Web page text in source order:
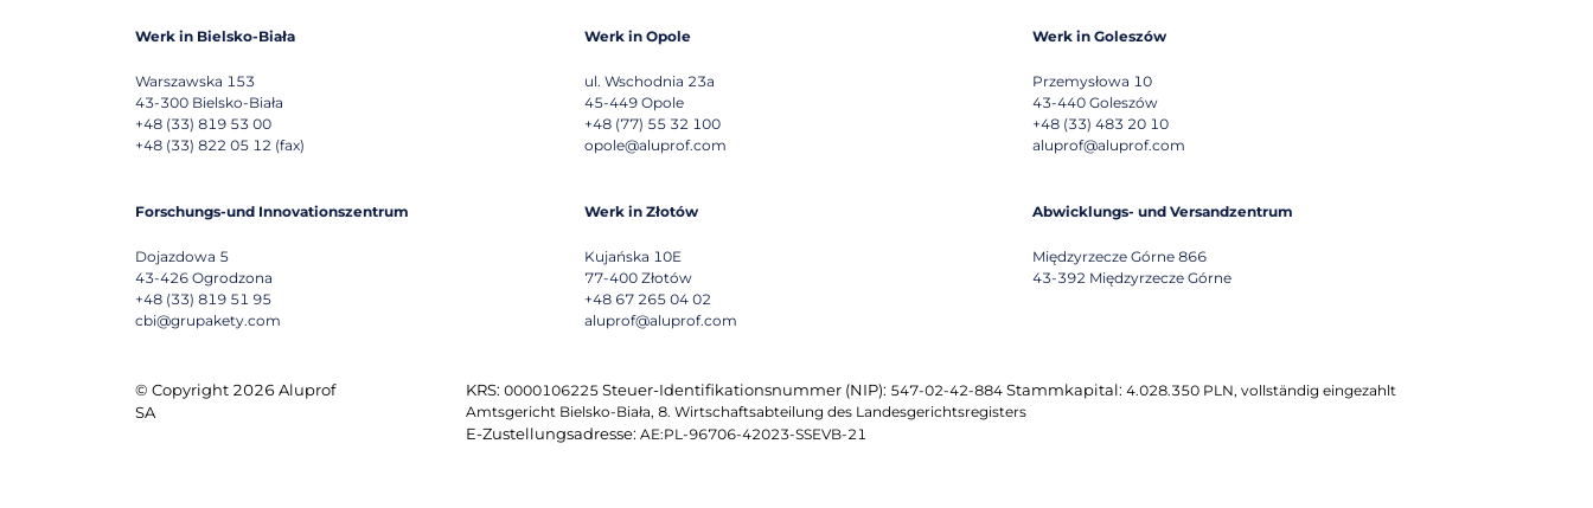
Werk in Bielsko-Biała
Warszawska 153
43-300 Bielsko-Biała
+48 (33) 819 53 00
+48 (33) 822 05 12 (fax)
Werk in Opole
ul. Wschodnia 23a
45-449 Opole
+48 (77) 55 32 100
opole@aluprof.com
Werk in Goleszów
Przemysłowa 10
43-440 Goleszów
+48 (33) 483 20 10
aluprof@aluprof.com
Forschungs-und Innovationszentrum
Dojazdowa 5
43-426 Ogrodzona
+48 (33) 819 51 95
cbi@grupakety.com
Werk in Złotów
Kujańska 10E
77-400 Złotów
+48 67 265 04 02
aluprof@aluprof.com
Abwicklungs- und Versandzentrum
Międzyrzecze Górne 866
43-392 Międzyrzecze Górne
© Copyright 2026 Aluprof
SA
KRS: 0000106225 Steuer-Identifikationsnummer (NIP): 547-02-42-884 Stammkapital: 4.028.350 PLN, vollständig eingezahlt
Amtsgericht Bielsko-Biała, 8. Wirtschaftsabteilung des Landesgerichtsregisters
E-Zustellungsadresse: AE:PL-96706-42023-SSEVB-21